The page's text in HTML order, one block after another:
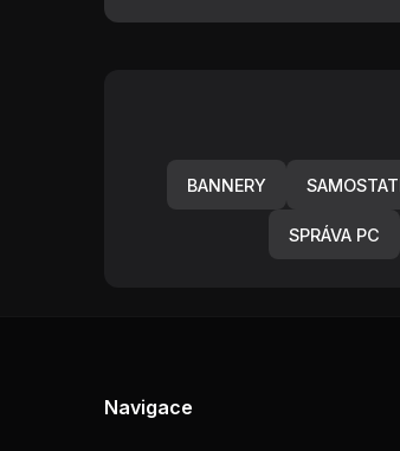
BANNERY
SPRÁVA PC
Navigace